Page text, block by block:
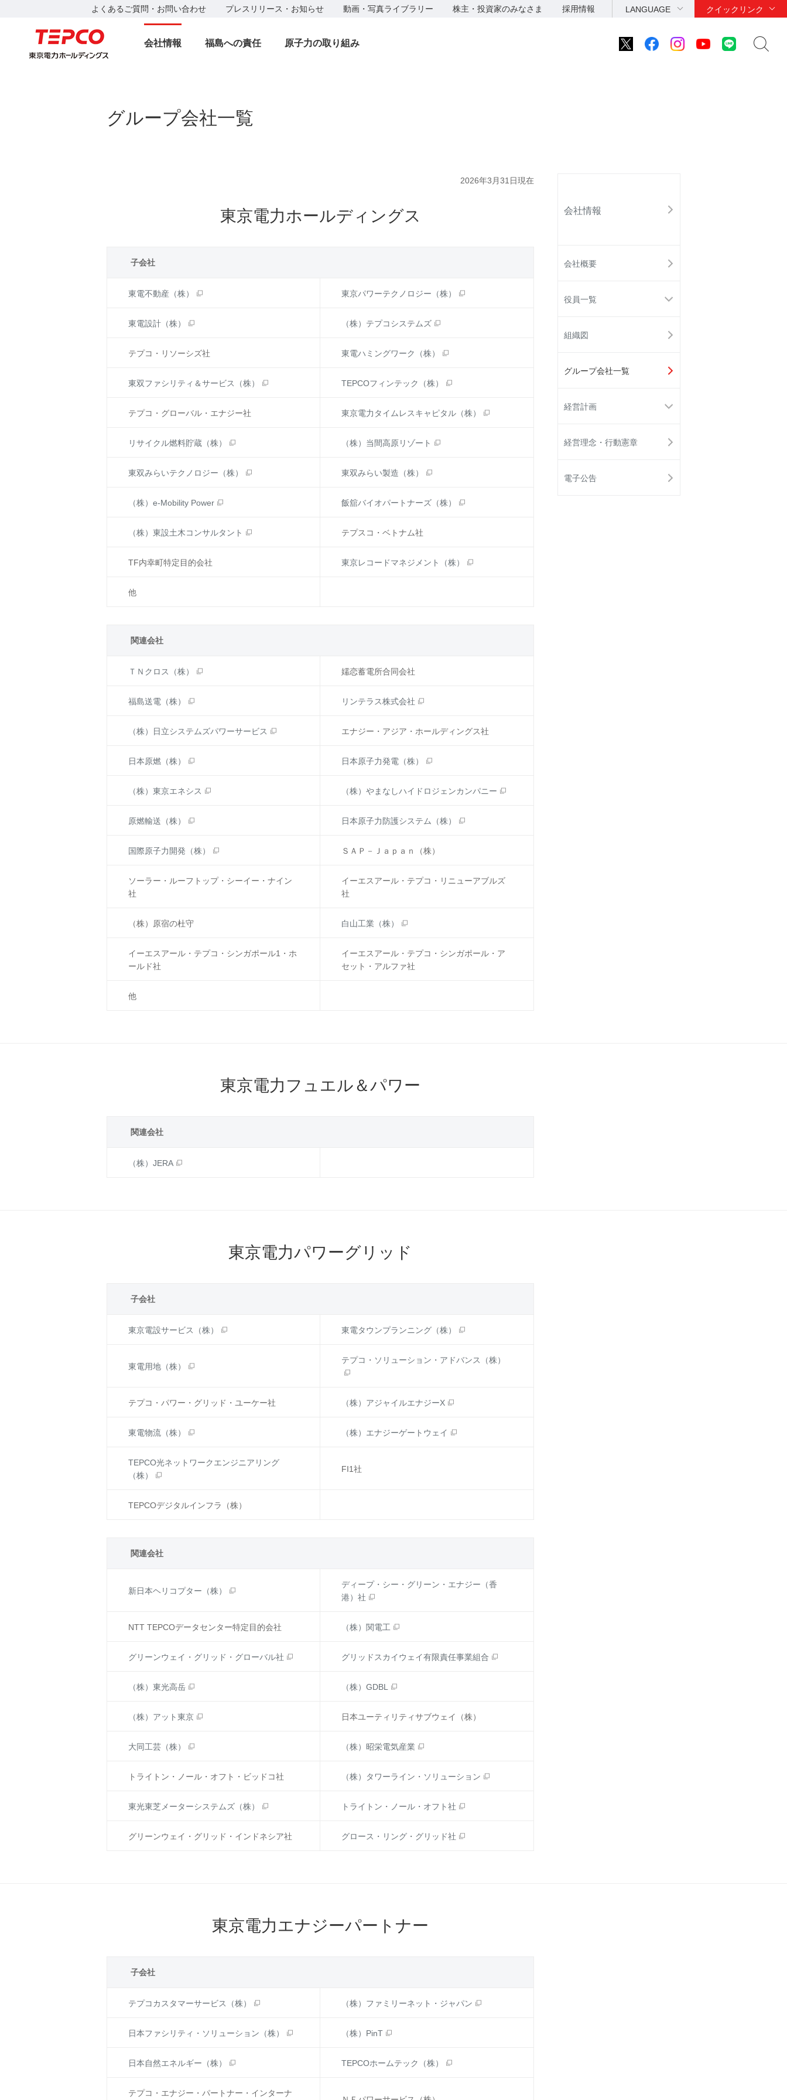
よくあるご質問・お問い合わせ プレスリリース・お知らせ 動画・写真ライブラリー 株主・投資家のみなさま 採用情報 LANGUAGE クイックリンク
会社情報 福島への責任 原子力の取り組み
会社情報
会社概要
役員一覧
組織図
グループ会社一覧
経営計画
経営理念・行動憲章
電子公告
グループ会社一覧
2026年3月31日現在
東京電力ホールディングス
子会社
東電不動産（株） 東京パワーテクノロジー（株）
東電設計（株） （株）テプコシステムズ
テプコ・リソーシズ社 東電ハミングワーク（株）
東双ファシリティ＆サービス（株） TEPCOフィンテック（株）
テプコ・グローバル・エナジー社 東京電力タイムレスキャピタル（株）
リサイクル燃料貯蔵（株） （株）当間高原リゾート
東双みらいテクノロジー（株） 東双みらい製造（株）
（株）e-Mobility Power 飯舘バイオパートナーズ（株）
（株）東設土木コンサルタント テプスコ・ベトナム社
TF内幸町特定目的会社 東京レコードマネジメント（株）
他
関連会社
ＴＮクロス（株） 嬬恋蓄電所合同会社
福島送電（株） リンテラス株式会社
（株）日立システムズパワーサービス エナジー・アジア・ホールディングス社
日本原燃（株） 日本原子力発電（株）
（株）東京エネシス （株）やまなしハイドロジェンカンパニー
原燃輸送（株） 日本原子力防護システム（株）
国際原子力開発（株） ＳＡＰ－Ｊａｐａｎ（株）
ソーラー・ルーフトップ・シーイー・ナイン
社
イーエスアール・テプコ・リニューアブルズ
社
（株）原宿の杜守 白山工業（株）
イーエスアール・テプコ・シンガポール1・ホ
ールド社
イーエスアール・テプコ・シンガポール・ア
セット・アルファ社
他
東京電力フュエル＆パワー
関連会社
（株）JERA
東京電力パワーグリッド
子会社
東京電設サービス（株） 東電タウンプランニング（株）
東電用地（株）
テプコ・ソリューション・アドバンス（株）
テプコ・パワー・グリッド・ユーケー社 （株）アジャイルエナジーX
東電物流（株） （株）エナジーゲートウェイ
TEPCO光ネットワークエンジニアリング
（株）
FI1社
TEPCOデジタルインフラ（株）
関連会社
新日本ヘリコプター（株）
ディープ・シー・グリーン・エナジー（香
港）社
NTT TEPCOデータセンター特定目的会社 （株）関電工
グリーンウェイ・グリッド・グローバル社 グリッドスカイウェイ有限責任事業組合
（株）東光高岳 （株）GDBL
（株）アット東京 日本ユーティリティサブウェイ（株）
大同工芸（株） （株）昭栄電気産業
トライトン・ノール・オフト・ビッドコ社 （株）タワーライン・ソリューション
東光東芝メーターシステムズ（株） トライトン・ノール・オフト社
グリーンウェイ・グリッド・インドネシア社 グロース・リング・グリッド社
東京電力エナジーパートナー
子会社
テプコカスタマーサービス（株） （株）ファミリーネット・ジャパン
日本ファシリティ・ソリューション（株） （株）PinT
日本自然エネルギー（株） TEPCOホームテック（株）
テプコ・エナジー・パートナー・インターナ